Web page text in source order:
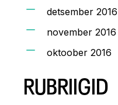
detsember 2016
november 2016
oktoober 2016
RUBRIIGID